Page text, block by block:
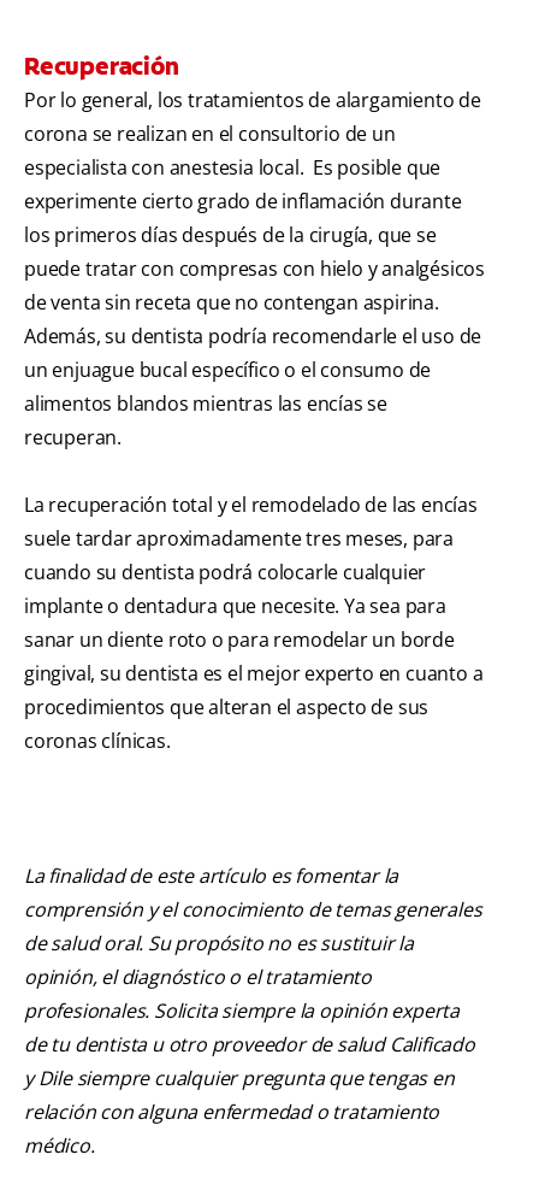
Recuperación
Por lo general, los tratamientos de alargamiento de
corona se realizan en el consultorio de un
especialista con anestesia local. Es posible que
experimente cierto grado de inflamación durante
los primeros días después de la cirugía, que se
puede tratar con compresas con hielo y analgésicos
de venta sin receta que no contengan aspirina.
Además, su dentista podría recomendarle el uso de
un enjuague bucal específico o el consumo de
alimentos blandos mientras las encías se
recuperan.
La recuperación total y el remodelado de las encías
suele tardar aproximadamente tres meses, para
cuando su dentista podrá colocarle cualquier
implante o dentadura que necesite. Ya sea para
sanar un diente roto o para remodelar un borde
gingival, su dentista es el mejor experto en cuanto a
procedimientos que alteran el aspecto de sus
coronas clínicas.
La finalidad de este artículo es fomentar la
comprensión y el conocimiento de temas generales
de salud oral. Su propósito no es sustituir la
opinión, el diagnóstico o el tratamiento
profesionales. Solicita siempre la opinión experta
de tu dentista u otro proveedor de salud Calificado
y Dile siempre cualquier pregunta que tengas en
relación con alguna enfermedad o tratamiento
médico.